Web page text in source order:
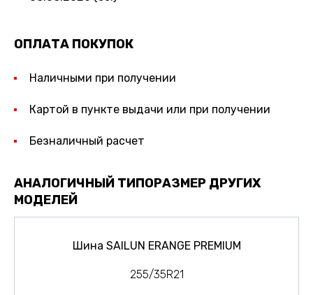
ОПЛАТА ПОКУПОК
Наличными при получении
Картой в пункте выдачи или при получении
Безналичный расчет
АНАЛОГИЧНЫЙ ТИПОРАЗМЕР ДРУГИХ
МОДЕЛЕЙ
Шина SAILUN ERANGE PREMIUM
255/35R21